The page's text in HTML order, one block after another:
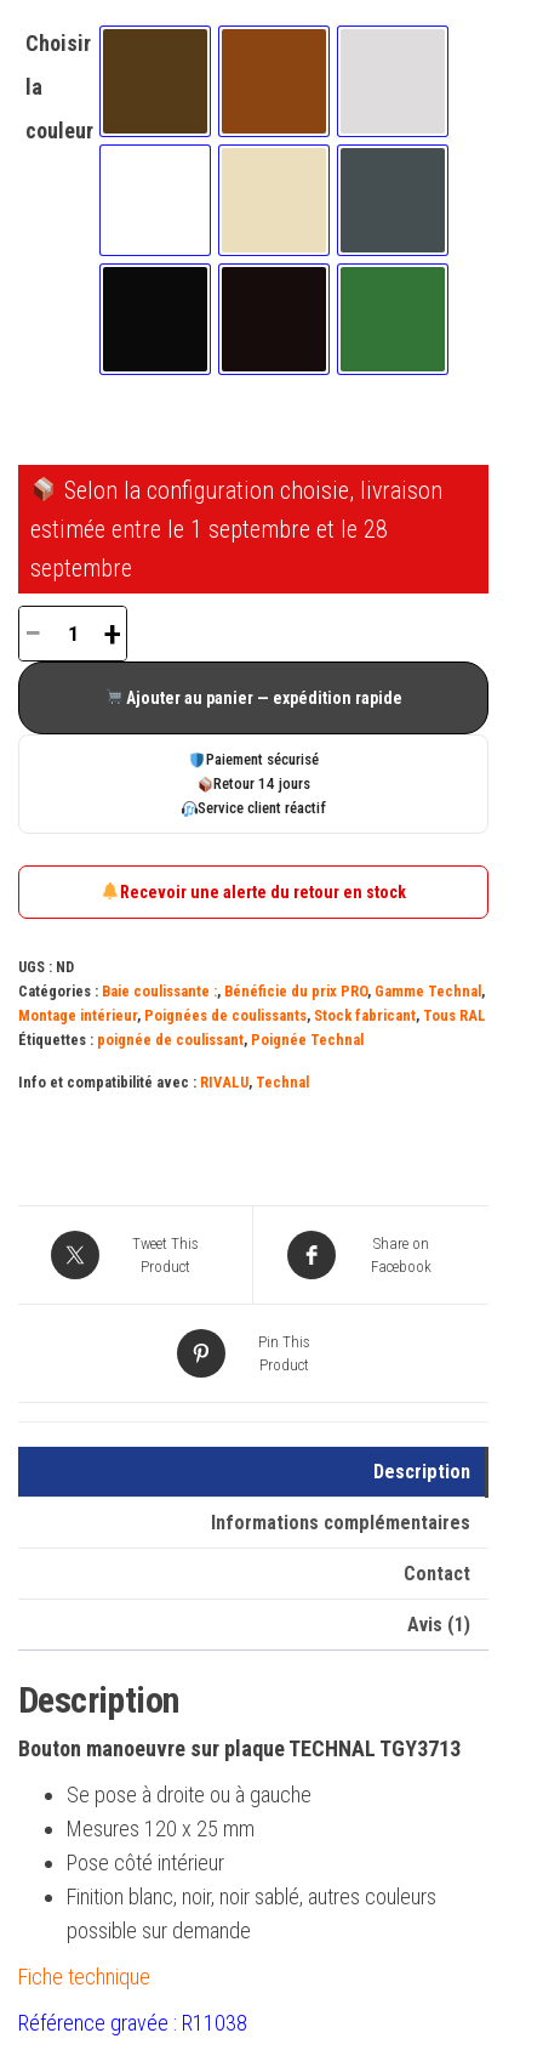
Choisir
la
couleur
Selon la configuration choisie, livraison
estimée entre le 1 septembre et le 28
septembre
quantité
de
Bouton
− +
Ajouter au panier — expédition rapide
Paiement sécurisé
Retour 14 jours
Service client réactif
Recevoir une alerte du retour en stock
UGS : ND
Catégories : Baie coulissante :, Bénéficie du prix PRO, Gamme Technal ,
Montage intérieur, Poignées de coulissants, Stock fabricant, Tous RAL
Étiquettes : poignée de coulissant, Poignée Technal
Info et compatibilité avec : RIVALU, Technal
Tweet This
Product
Share on
Facebook
Pin This
Product
Description
Informations complémentaires
Contact
Avis (1)
Description
Bouton manoeuvre sur plaque TECHNAL TGY3713
Se pose à droite ou à gauche
Mesures 120 x 25 mm
Pose côté intérieur
Finition blanc, noir, noir sablé, autres couleurs
possible sur demande
Fiche technique
Référence gravée : R11038